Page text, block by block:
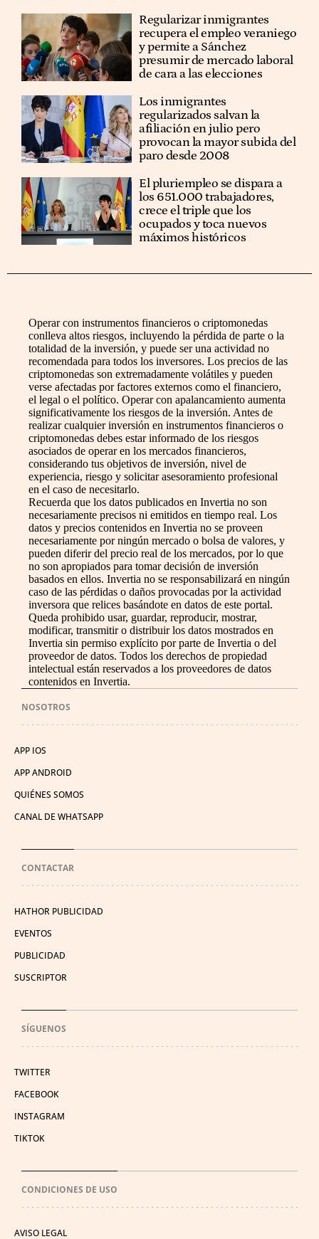
Regularizar inmigrantes
recupera el empleo veraniego
y permite a Sánchez
presumir de mercado laboral
de cara a las elecciones
Los inmigrantes
regularizados salvan la
afiliación en julio pero
provocan la mayor subida del
paro desde 2008
El pluriempleo se dispara a
los 651.000 trabajadores,
crece el triple que los
ocupados y toca nuevos
máximos históricos
Operar con instrumentos financieros o criptomonedas
conlleva altos riesgos, incluyendo la pérdida de parte o la
totalidad de la inversión, y puede ser una actividad no
recomendada para todos los inversores. Los precios de las
criptomonedas son extremadamente volátiles y pueden
verse afectadas por factores externos como el financiero,
el legal o el político. Operar con apalancamiento aumenta
significativamente los riesgos de la inversión. Antes de
realizar cualquier inversión en instrumentos financieros o
criptomonedas debes estar informado de los riesgos
asociados de operar en los mercados financieros,
considerando tus objetivos de inversión, nivel de
experiencia, riesgo y solicitar asesoramiento profesional
en el caso de necesitarlo.
Recuerda que los datos publicados en Invertia no son
necesariamente precisos ni emitidos en tiempo real. Los
datos y precios contenidos en Invertia no se proveen
necesariamente por ningún mercado o bolsa de valores, y
pueden diferir del precio real de los mercados, por lo que
no son apropiados para tomar decisión de inversión
basados en ellos. Invertia no se responsabilizará en ningún
caso de las pérdidas o daños provocadas por la actividad
inversora que relices basándote en datos de este portal.
Queda prohibido usar, guardar, reproducir, mostrar,
modificar, transmitir o distribuir los datos mostrados en
Invertia sin permiso explícito por parte de Invertia o del
proveedor de datos. Todos los derechos de propiedad
intelectual están reservados a los proveedores de datos
contenidos en Invertia.
NOSOTROS
APP IOS
APP ANDROID
QUIÉNES SOMOS
CANAL DE WHATSAPP
CONTACTAR
HATHOR PUBLICIDAD
EVENTOS
PUBLICIDAD
SUSCRIPTOR
SÍGUENOS
TWITTER
FACEBOOK
INSTAGRAM
TIKTOK
CONDICIONES DE USO
AVISO LEGAL